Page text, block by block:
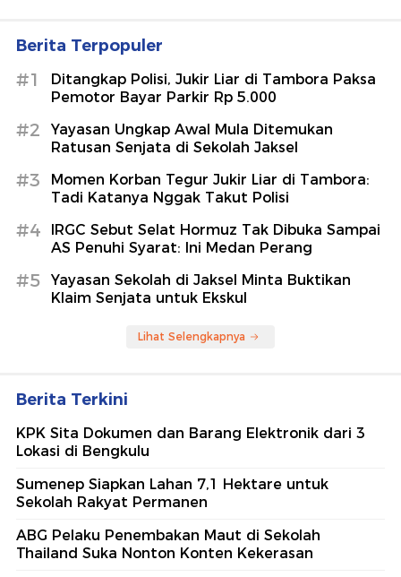
Berita Terpopuler
#1
Ditangkap Polisi, Jukir Liar di Tambora Paksa
Pemotor Bayar Parkir Rp 5.000
#2
Yayasan Ungkap Awal Mula Ditemukan
Ratusan Senjata di Sekolah Jaksel
#3
Momen Korban Tegur Jukir Liar di Tambora:
Tadi Katanya Nggak Takut Polisi
#4
IRGC Sebut Selat Hormuz Tak Dibuka Sampai
AS Penuhi Syarat: Ini Medan Perang
#5
Yayasan Sekolah di Jaksel Minta Buktikan
Klaim Senjata untuk Ekskul
Lihat Selengkapnya
Berita Terkini
KPK Sita Dokumen dan Barang Elektronik dari 3
Lokasi di Bengkulu
Sumenep Siapkan Lahan 7,1 Hektare untuk
Sekolah Rakyat Permanen
ABG Pelaku Penembakan Maut di Sekolah
Thailand Suka Nonton Konten Kekerasan